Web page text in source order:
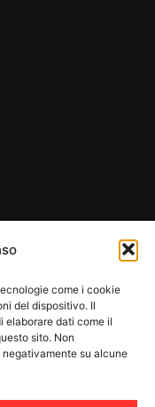
come i cookie
del dispositivo. Il
elaborare dati come il
sito. Non
su alcune